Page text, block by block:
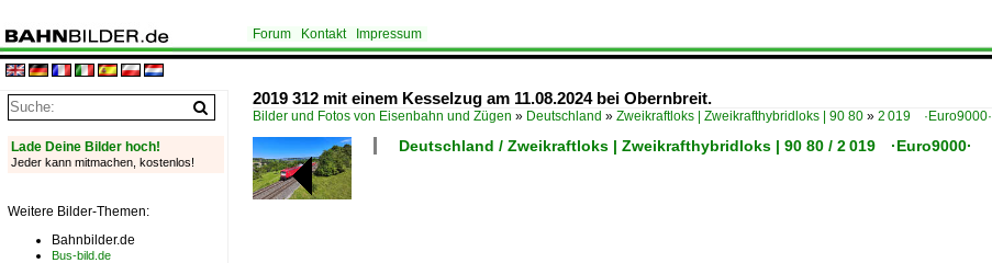
Forum Kontakt Impressum
2019 312 mit einem Kesselzug am 11.08.2024 bei Obernbreit.
Bilder und Fotos von Eisenbahn und Zügen » Deutschland » Zweikraftloks | Zweikrafthybridloks | 90 80 » 2 019 ·Euro9000·
Deutschland / Zweikraftloks | Zweikrafthybridloks | 90 80 / 2 019 ·Euro9000·
Lade Deine Bilder hoch!
Jeder kann mitmachen, kostenlos!
Weitere Bilder-Themen:
Bahnbilder.de
Bus-bild.de